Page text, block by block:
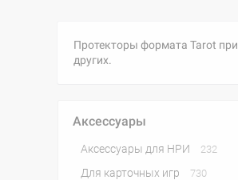
Протекторы формата Tarot
других.
Аксессуары
Аксессуары для НРИ 232
Для карточных игр 730